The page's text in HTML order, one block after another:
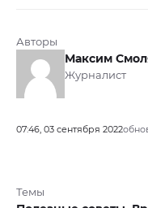
Авторы
Максим
Журналист
07:46, 03 сентября 2022
Темы